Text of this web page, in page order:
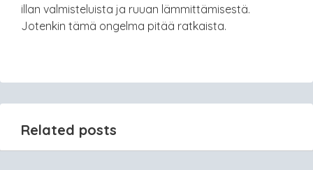
illan valmisteluista ja ruuan lämmittämisestä.
Jotenkin tämä ongelma pitää ratkaista.
Related posts